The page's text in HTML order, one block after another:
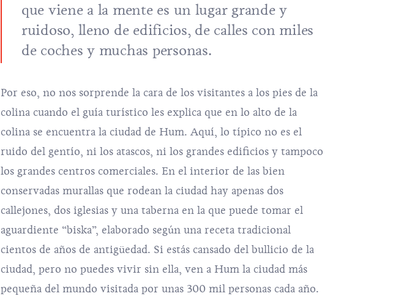
que viene a la mente es un lugar grande y
ruidoso, lleno de edificios, de calles con miles
de coches y muchas personas.
Por eso, no nos sorprende la cara de los visitantes a los pies de la
colina cuando el guía turístico les explica que en lo alto de la
colina se encuentra la ciudad de Hum. Aquí, lo típico no es el
ruido del gentío, ni los atascos, ni los grandes edificios y tampoco
los grandes centros comerciales. En el interior de las bien
conservadas murallas que rodean la ciudad hay apenas dos
callejones, dos iglesias y una taberna en la que puede tomar el
aguardiente “biska”, elaborado según una receta tradicional
cientos de años de antigüedad. Si estás cansado del bullicio de la
ciudad, pero no puedes vivir sin ella, ven a Hum la ciudad más
pequeña del mundo visitada por unas 300 mil personas cada año.